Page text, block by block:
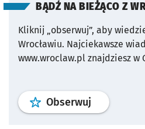
BĄDŹ NA BIEŻĄCO Z
Kliknij „obserwuj”, aby
Wrocławiu. Najciekawsze
www.wroclaw.pl znajdziesz w
Obserwuj profil